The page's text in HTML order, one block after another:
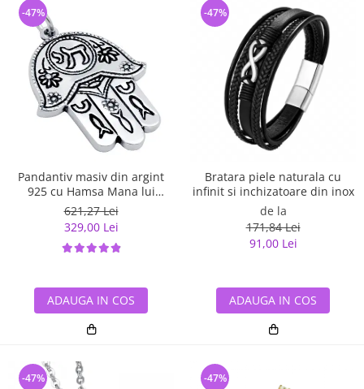
Pandantiv masiv din argint
925 cu Hamsa Mana lui
Fatima
621,27 Lei
329,00 Lei
-47%
ADAUGA IN COS
Bratara piele naturala cu
infinit si inchizatoare din inox
de la
171,84 Lei
91,00 Lei
-47%
ADAUGA IN COS
-47% -47%